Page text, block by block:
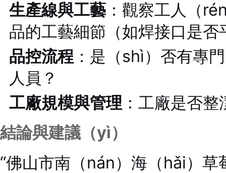
生產線與工藝 ：觀察工人（
品的工藝細節（如焊接口是
品控流程 ：是（shì）否有專
人員？
工廠規模與管理 ：工廠是否
結論與建議（yì）
“佛山市南（nán）海（hǎi）